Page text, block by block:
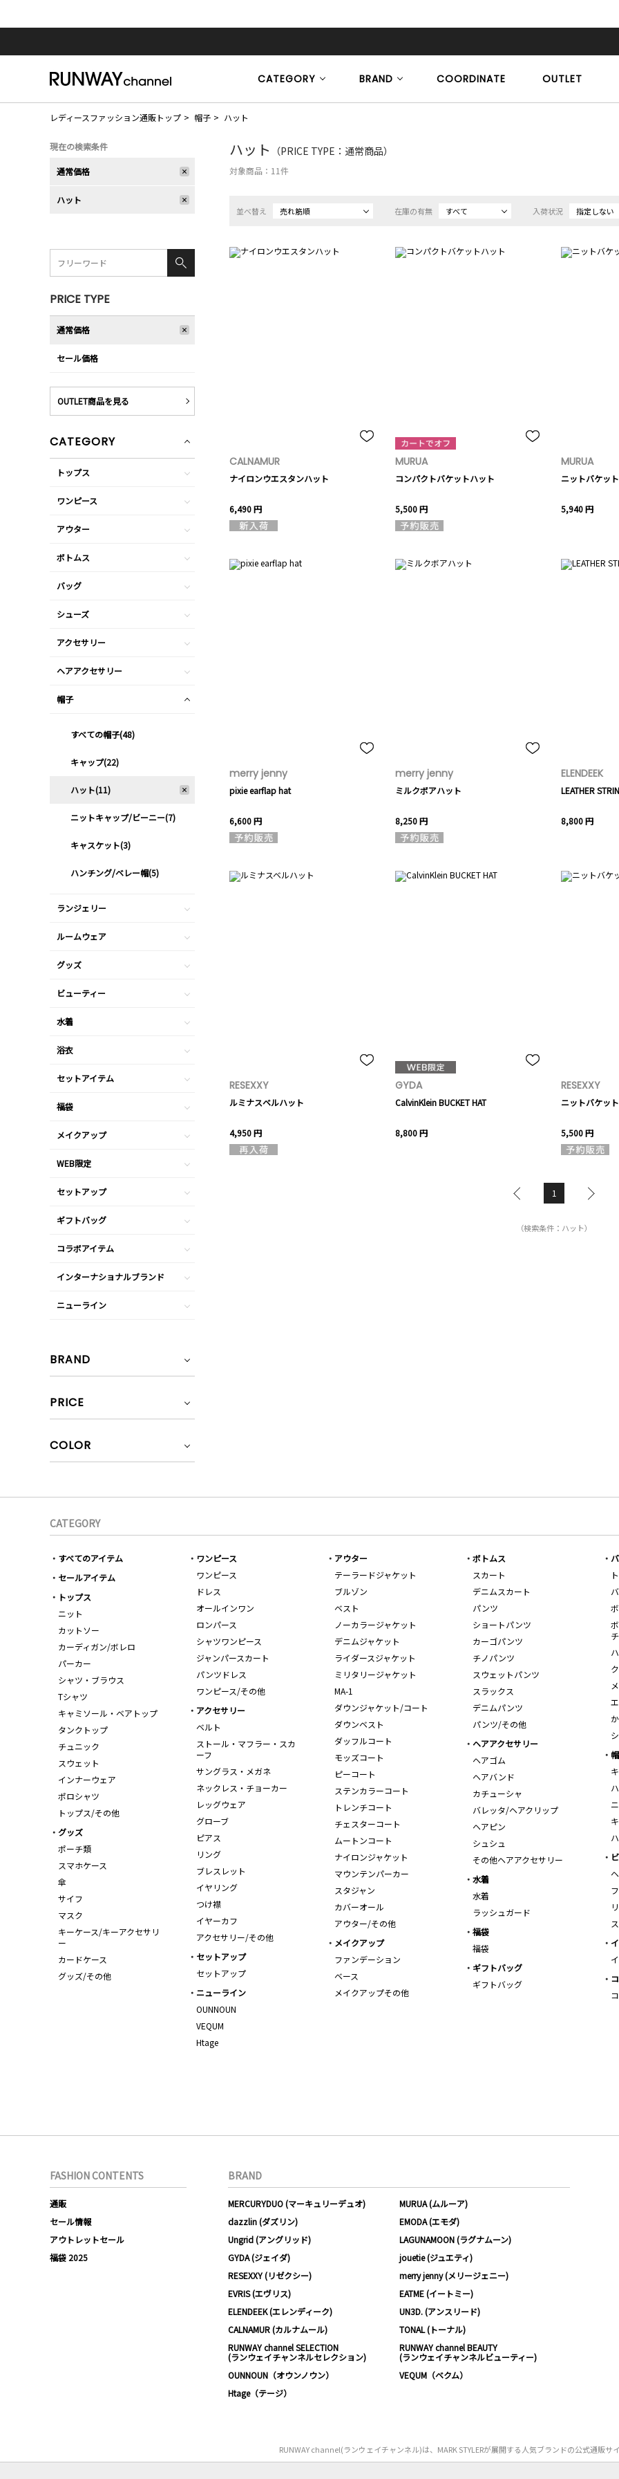
CATEGORY BRAND COORDINATE OUTLET
レディースファッション通販トップ 帽子 ハット
ハット （PRICE TYPE：通常商品）
対象商品： 11件
並べ替え 売れ筋順 在庫の有無 すべて 入荷状況 指定しない
CALNAMUR
ナイロンウエスタンハット
6,490 円
MURUA
コンパクトバケットハット
5,500 円
MURUA
ニットバケッ
5,940 円
merry jenny
pixie earflap hat
6,600 円
merry jenny
ミルクボアハット
8,250 円
ELENDEEK
LEATHER
8,800 円
RESEXXY
ルミナスベルハット
4,950 円
GYDA
CalvinKlein BUCKET HAT
8,800 円
RESEXXY
ニットバケッ
5,500 円
1
（検索条件：ハット）
現在の検索条件
通常価格
ハット
PRICE TYPE
通常価格
セール価格
OUTLET商品を見る
CATEGORY
トップス
ワンピース
アウター
ボトムス
バッグ
シューズ
アクセサリー
ヘアアクセサリー
帽子
すべての帽子(48)
キャップ(22)
ハット(11)
ニットキャップ/ビーニー(7)
キャスケット(3)
ハンチング/ベレー帽(5)
ランジェリー
ルームウェア
グッズ
ビューティー
水着
浴衣
セットアイテム
福袋
メイクアップ
WEB限定
セットアップ
ギフトバッグ
コラボアイテム
インターナショナルブランド
ニューライン
BRAND
PRICE
COLOR
CATEGORY
すべてのアイテム
セールアイテム
トップス
ニット
カットソー
カーディガン/ボレロ
パーカー
シャツ・ブラウス
Tシャツ
キャミソール・ベアトップ
タンクトップ
チュニック
スウェット
インナーウェア
ポロシャツ
トップス/その他
ワンピース
ワンピース
ドレス
オールインワン
ロンパース
シャツワンピース
ジャンパースカート
パンツドレス
ワンピース/その他
アウター
テーラードジャケット
ブルゾン
ベスト
ノーカラージャケット
デニムジャケット
ライダースジャケット
ミリタリージャケット
MA-1
ダウンジャケット/コート
ダウンベスト
ダッフルコート
モッズコート
ピーコート
ステンカラーコート
トレンチコート
チェスターコート
ムートンコート
ナイロンジャケット
マウンテンパーカー
スタジャン
カバーオール
アウター/その他
ボトムス
スカート
デニムスカート
パンツ
ショートパンツ
カーゴパンツ
チノパンツ
スウェットパンツ
スラックス
デニムパンツ
パンツ/その他
チ
アクセサリー
ベルト
ストール・マフラー・スカ
ーフ
サングラス・メガネ
ネックレス・チョーカー
レッグウェア
グローブ
ピアス
リング
ブレスレット
イヤリング
つけ襟
イヤーカフ
アクセサリー/その他
ヘアアクセサリー
ヘアゴム
ヘアバンド
カチューシャ
バレッタ/ヘアクリップ
ヘアピン
シュシュ
その他ヘアアクセサリー
グッズ
ポーチ類
スマホケース
傘
サイフ
マスク
キーケース/キーアクセサリ
ー
カードケース
グッズ/その他
水着
水着
ラッシュガード
福袋
福袋
メイクアップ
ファンデーション
ベース
メイクアップその他
セットアップ
セットアップ
ギフトバッグ
ギフトバッグ
ニューライン
OUNNOUN
VEQUM
Htage
FASHION CONTENTS
通販
セール情報
アウトレットセール
福袋 2025
BRAND
MERCURYDUO (マーキュリーデュオ)
MURUA (ムルーア)
dazzlin (ダズリン)
EMODA (エモダ)
Ungrid (アングリッド)
LAGUNAMOON (ラグナムーン)
GYDA (ジェイダ)
jouetie (ジュエティ)
RESEXXY (リゼクシー)
merry jenny (メリージェニー)
EVRIS (エヴリス)
EATME (イートミー)
ELENDEEK (エレンディーク)
UN3D. (アンスリード)
CALNAMUR (カルナムール)
TONAL (トーナル)
RUNWAY channel SELECTION
(ランウェイチャンネルセレクション)
RUNWAY channel BEAUTY
(ランウェイチャンネルビューティー)
OUNNOUN（オウンノウン）
VEQUM（ベクム）
Htage（テージ）
RUNWAY channel(ランウェイチャンネル)は、MARK STYLERが展開する人気ブランドの公式通販サ